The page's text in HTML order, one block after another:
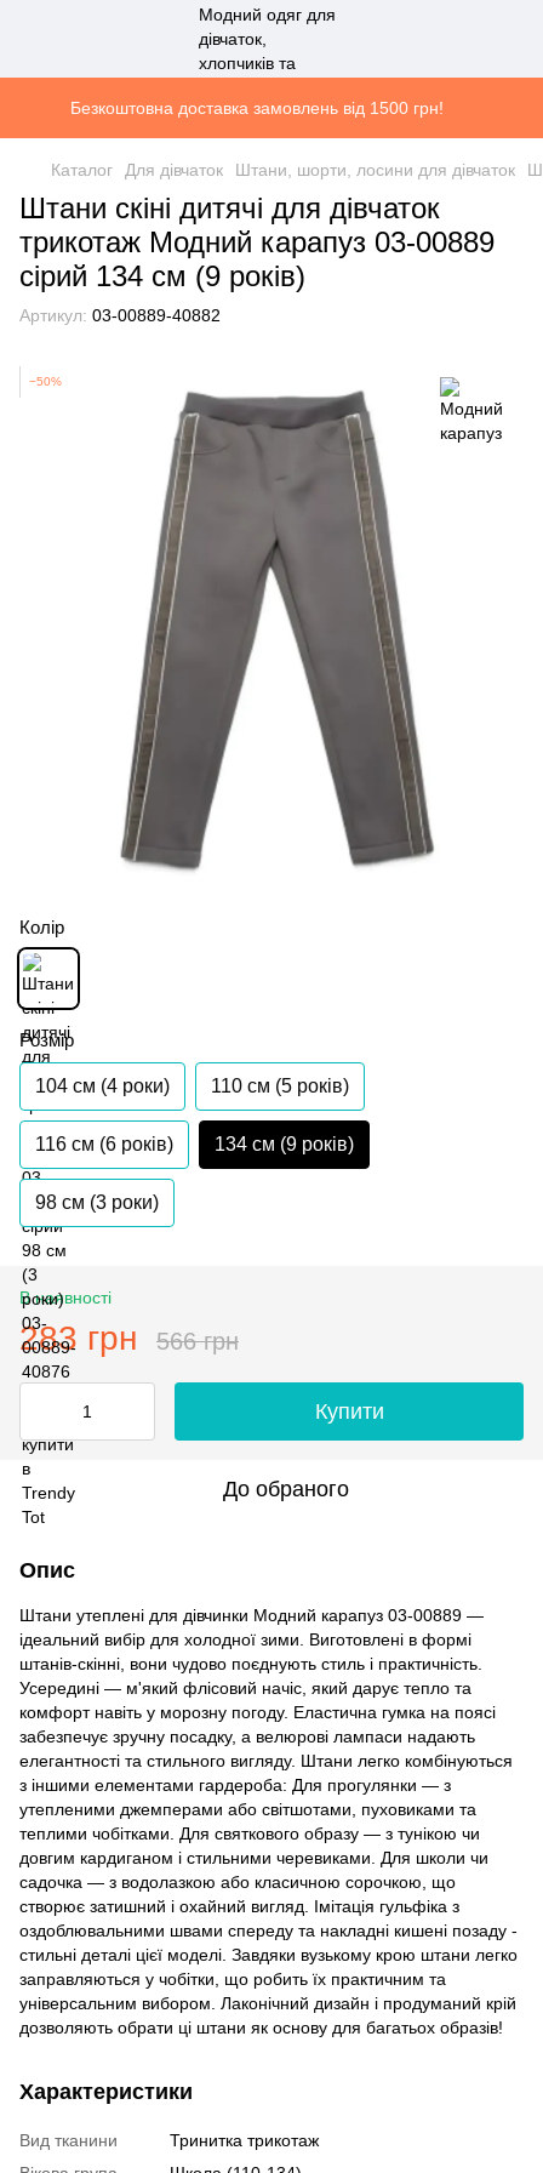
Безкоштовна доставка замовлень від 1500 грн!
Каталог Для дівчаток Штани, шорти, лосини для дівчаток
Штани скіні дитячі для дівчаток
трикотаж Модний карапуз 03-00889
сірий 134 см (9 років)
Артикул: 03-00889-40882
−50%
Колір
Розмір
104 см (4 роки) 110 см (5 років)
116 см (6 років) 134 см (9 років)
98 см (3 роки)
В наявності
283 грн 566 грн
Купити
До обраного
Опис
Штани утеплені для дівчинки Модний карапуз 03-00889 —
ідеальний вибір для холодної зими. Виготовлені в формі
штанів-скінні, вони чудово поєднують стиль і практичність.
Усередині — м'який флісовий начіс, який дарує тепло та
комфорт навіть у морозну погоду. Еластична гумка на поясі
забезпечує зручну посадку, а велюрові лампаси надають
елегантності та стильного вигляду. Штани легко комбінуються
з іншими елементами гардероба: Для прогулянки — з
утепленими джемперами або світшотами, пуховиками та
теплими чобітками. Для святкового образу — з тунікою чи
довгим кардиганом і стильними черевиками. Для школи чи
садочка — з водолазкою або класичною сорочкою, що
створює затишний і охайний вигляд. Імітація гульфіка з
оздоблювальними швами спереду та накладні кишені позаду -
стильні деталі цієї моделі. Завдяки вузькому крою штани легко
заправляються у чобітки, що робить їх практичним та
універсальним вибором. Лаконічний дизайн і продуманий крій
дозволяють обрати ці штани як основу для багатьох образів!
Характеристики
Вид тканини
Тринитка трикотаж